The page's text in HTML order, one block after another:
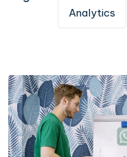
Analytics